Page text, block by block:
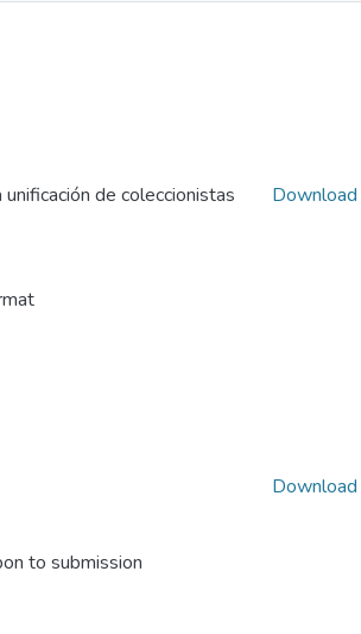
de coleccionistas
Download
to submission
Download